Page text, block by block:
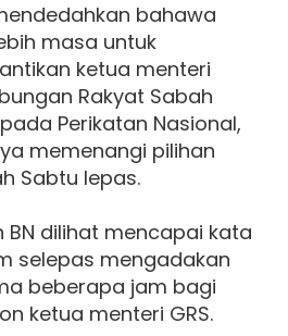
bahawa
masa untuk
ketua menteri
Rakyat Sabah
Perikatan Nasional,
memenangi pilihan
Sabtu lepas.
BN dilihat mencapai kata
selepas mengadakan
beberapa jam bagi
ketua menteri GRS.